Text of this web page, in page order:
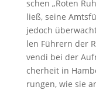
schen „Ro­ten
ließ, sei­ne
je­doch
len Füh­rern der
ven­di bei der
cher­heit in
run­gen, wie sie